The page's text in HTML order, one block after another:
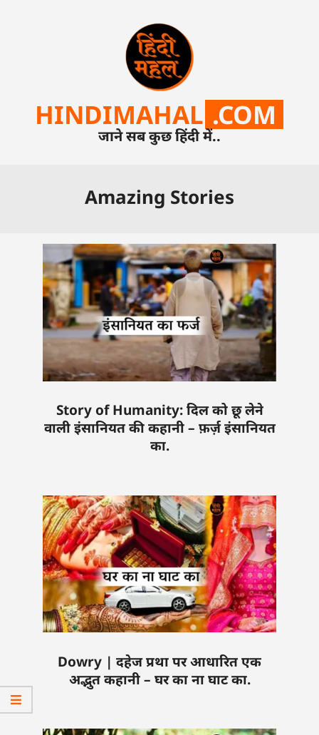
HINDIMAHAL .COM
जाने सब कुछ हिंदी में..
Amazing Stories
Story of Humanity: दिल को छू लेने
वाली इंसानियत की कहानी – फ़र्ज़ इंसानियत
का.
Dowry | दहेज प्रथा पर आधारित एक
अद्भुत कहानी – घर का ना घाट का.